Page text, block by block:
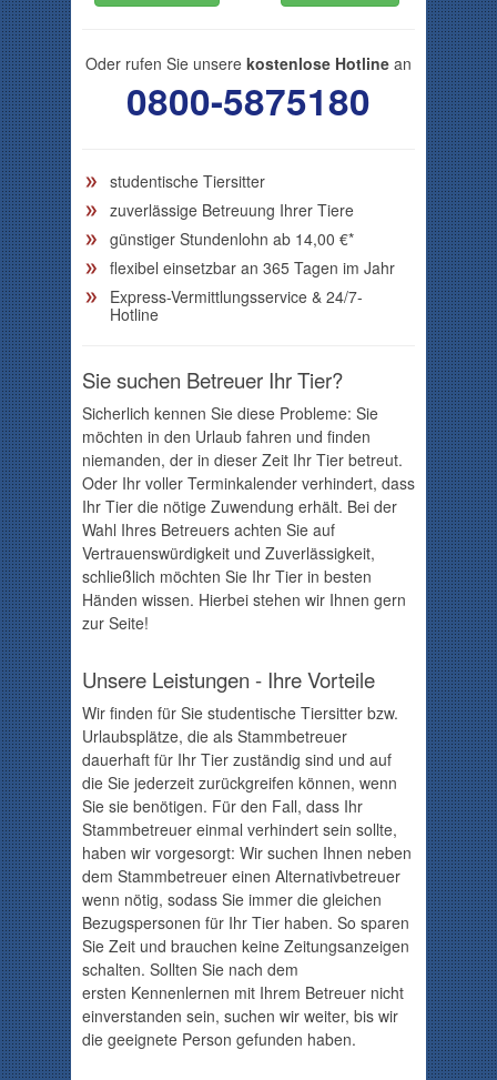
Oder rufen Sie unsere kostenlose Hotline an
0800-5875180
studentische Tiersitter
zuverlässige Betreuung Ihrer Tiere
günstiger Stundenlohn ab 14,00 €*
flexibel einsetzbar an 365 Tagen im Jahr
Express-Vermittlungsservice & 24/7-
Hotline
Sie suchen Betreuer Ihr Tier?
Sicherlich kennen Sie diese Probleme: Sie
möchten in den Urlaub fahren und finden
niemanden, der in dieser Zeit Ihr Tier betreut.
Oder Ihr voller Terminkalender verhindert, dass
Ihr Tier die nötige Zuwendung erhält. Bei der
Wahl Ihres Betreuers achten Sie auf
Vertrauenswürdigkeit und Zuverlässigkeit,
schließlich möchten Sie Ihr Tier in besten
Händen wissen. Hierbei stehen wir Ihnen gern
zur Seite!
Unsere Leistungen - Ihre Vorteile
Wir finden für Sie studentische Tiersitter bzw.
Urlaubsplätze, die als Stammbetreuer
dauerhaft für Ihr Tier zuständig sind und auf
die Sie jederzeit zurückgreifen können, wenn
Sie sie benötigen. Für den Fall, dass Ihr
Stammbetreuer einmal verhindert sein sollte,
haben wir vorgesorgt: Wir suchen Ihnen neben
dem Stammbetreuer einen Alternativbetreuer
wenn nötig, sodass Sie immer die gleichen
Bezugspersonen für Ihr Tier haben. So sparen
Sie Zeit und brauchen keine Zeitungsanzeigen
schalten. Sollten Sie nach dem
ersten Kennenlernen mit Ihrem Betreuer nicht
einverstanden sein, suchen wir weiter, bis wir
die geeignete Person gefunden haben.